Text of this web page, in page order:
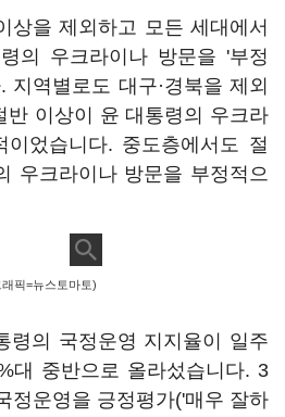
상을 제외하고 모든 세대에서
의 우크라이나 방문을 '부정
지역별로도 대구·경북을 제외
반 이상이 윤 대통령의 우크라
었습니다. 중도층에서도 절
우크라이나 방문을 부정적으
픽=뉴스토마토)
령의 국정운영 지지율이 일주
대 중반으로 올라섰습니다. 3
정운영을 긍정평가('매우 잘하